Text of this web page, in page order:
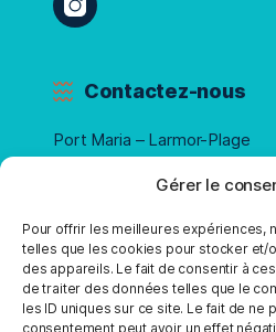
Gérer le
Pour offrir les meilleures expériences,
telles que les cookies pour stocker et/
des appareils. Le fait de consentir à
de traiter des données telles que le
les ID uniques sur ce site. Le fait de ne
consentement peut avoir un effet
Contactez-nous
Port Maria – Larmor-Plage
07 68 68 38 50
Ouverture
Du 21 avril au 1er septembre